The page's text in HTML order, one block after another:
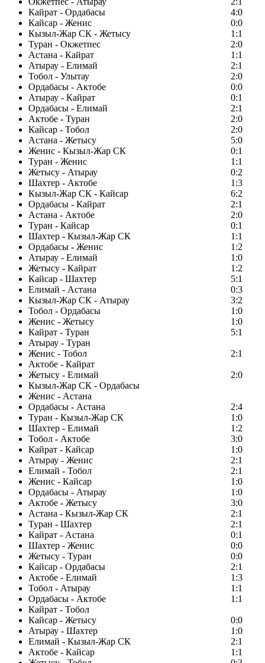
Кайрат - Ордабасы
4:0
Кайсар - Женис
0:0
Кызыл-Жар СК - Жетысу
1:1
Туран - Окжетпес
2:0
Астана - Кайрат
1:1
Атырау - Елимай
2:1
Тобол - Улытау
2:0
Ордабасы - Актобе
0:0
Атырау - Кайрат
0:1
Ордабасы - Елимай
2:1
Актобе - Туран
2:0
Кайсар - Тобол
2:0
Астана - Жетысу
5:0
Женис - Кызыл-Жар СК
0:1
Туран - Женис
1:1
Жетысу - Атырау
0:2
Шахтер - Актобе
1:3
Кызыл-Жар СК - Кайсар
6:2
Ордабасы - Кайрат
2:1
Астана - Актобе
2:0
Туран - Кайсар
0:1
Шахтер - Кызыл-Жар СК
1:1
Ордабасы - Женис
1:2
Атырау - Елимай
1:0
Жетысу - Кайрат
1:2
Кайсар - Шахтер
5:1
Елимай - Астана
0:3
Кызыл-Жар СК - Атырау
3:2
Тобол - Ордабасы
1:0
Женис - Жетысу
1:0
Кайрат - Туран
5:1
Атырау - Туран
Женис - Тобол
2:1
Актобе - Кайрат
Жетысу - Елимай
2:0
Кызыл-Жар СК - Ордабасы
Женис - Астана
Ордабасы - Астана
2:4
Туран - Кызыл-Жар СК
1:0
Шахтер - Елимай
1:2
Тобол - Актобе
3:0
Кайрат - Кайсар
1:0
Атырау - Женис
2:1
Елимай - Тобол
2:1
Женис - Кайсар
1:0
Ордабасы - Атырау
1:0
Актобе - Жетысу
3:0
Астана - Кызыл-Жар СК
2:1
Туран - Шахтер
2:1
Кайрат - Астана
0:1
Шахтер - Женис
0:0
Жетысу - Туран
0:0
Кайсар - Ордабасы
2:1
Актобе - Елимай
1:3
Тобол - Атырау
1:1
Ордабасы - Актобе
1:1
Кайрат - Тобол
Кайсар - Жетысу
0:0
Атырау - Шахтер
1:0
Елимай - Кызыл-Жар СК
2:1
Актобе - Кайсар
1:1